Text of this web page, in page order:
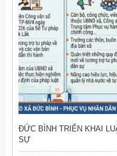
ĐỨC BÌNH TRIỂN KHAI
SỰ